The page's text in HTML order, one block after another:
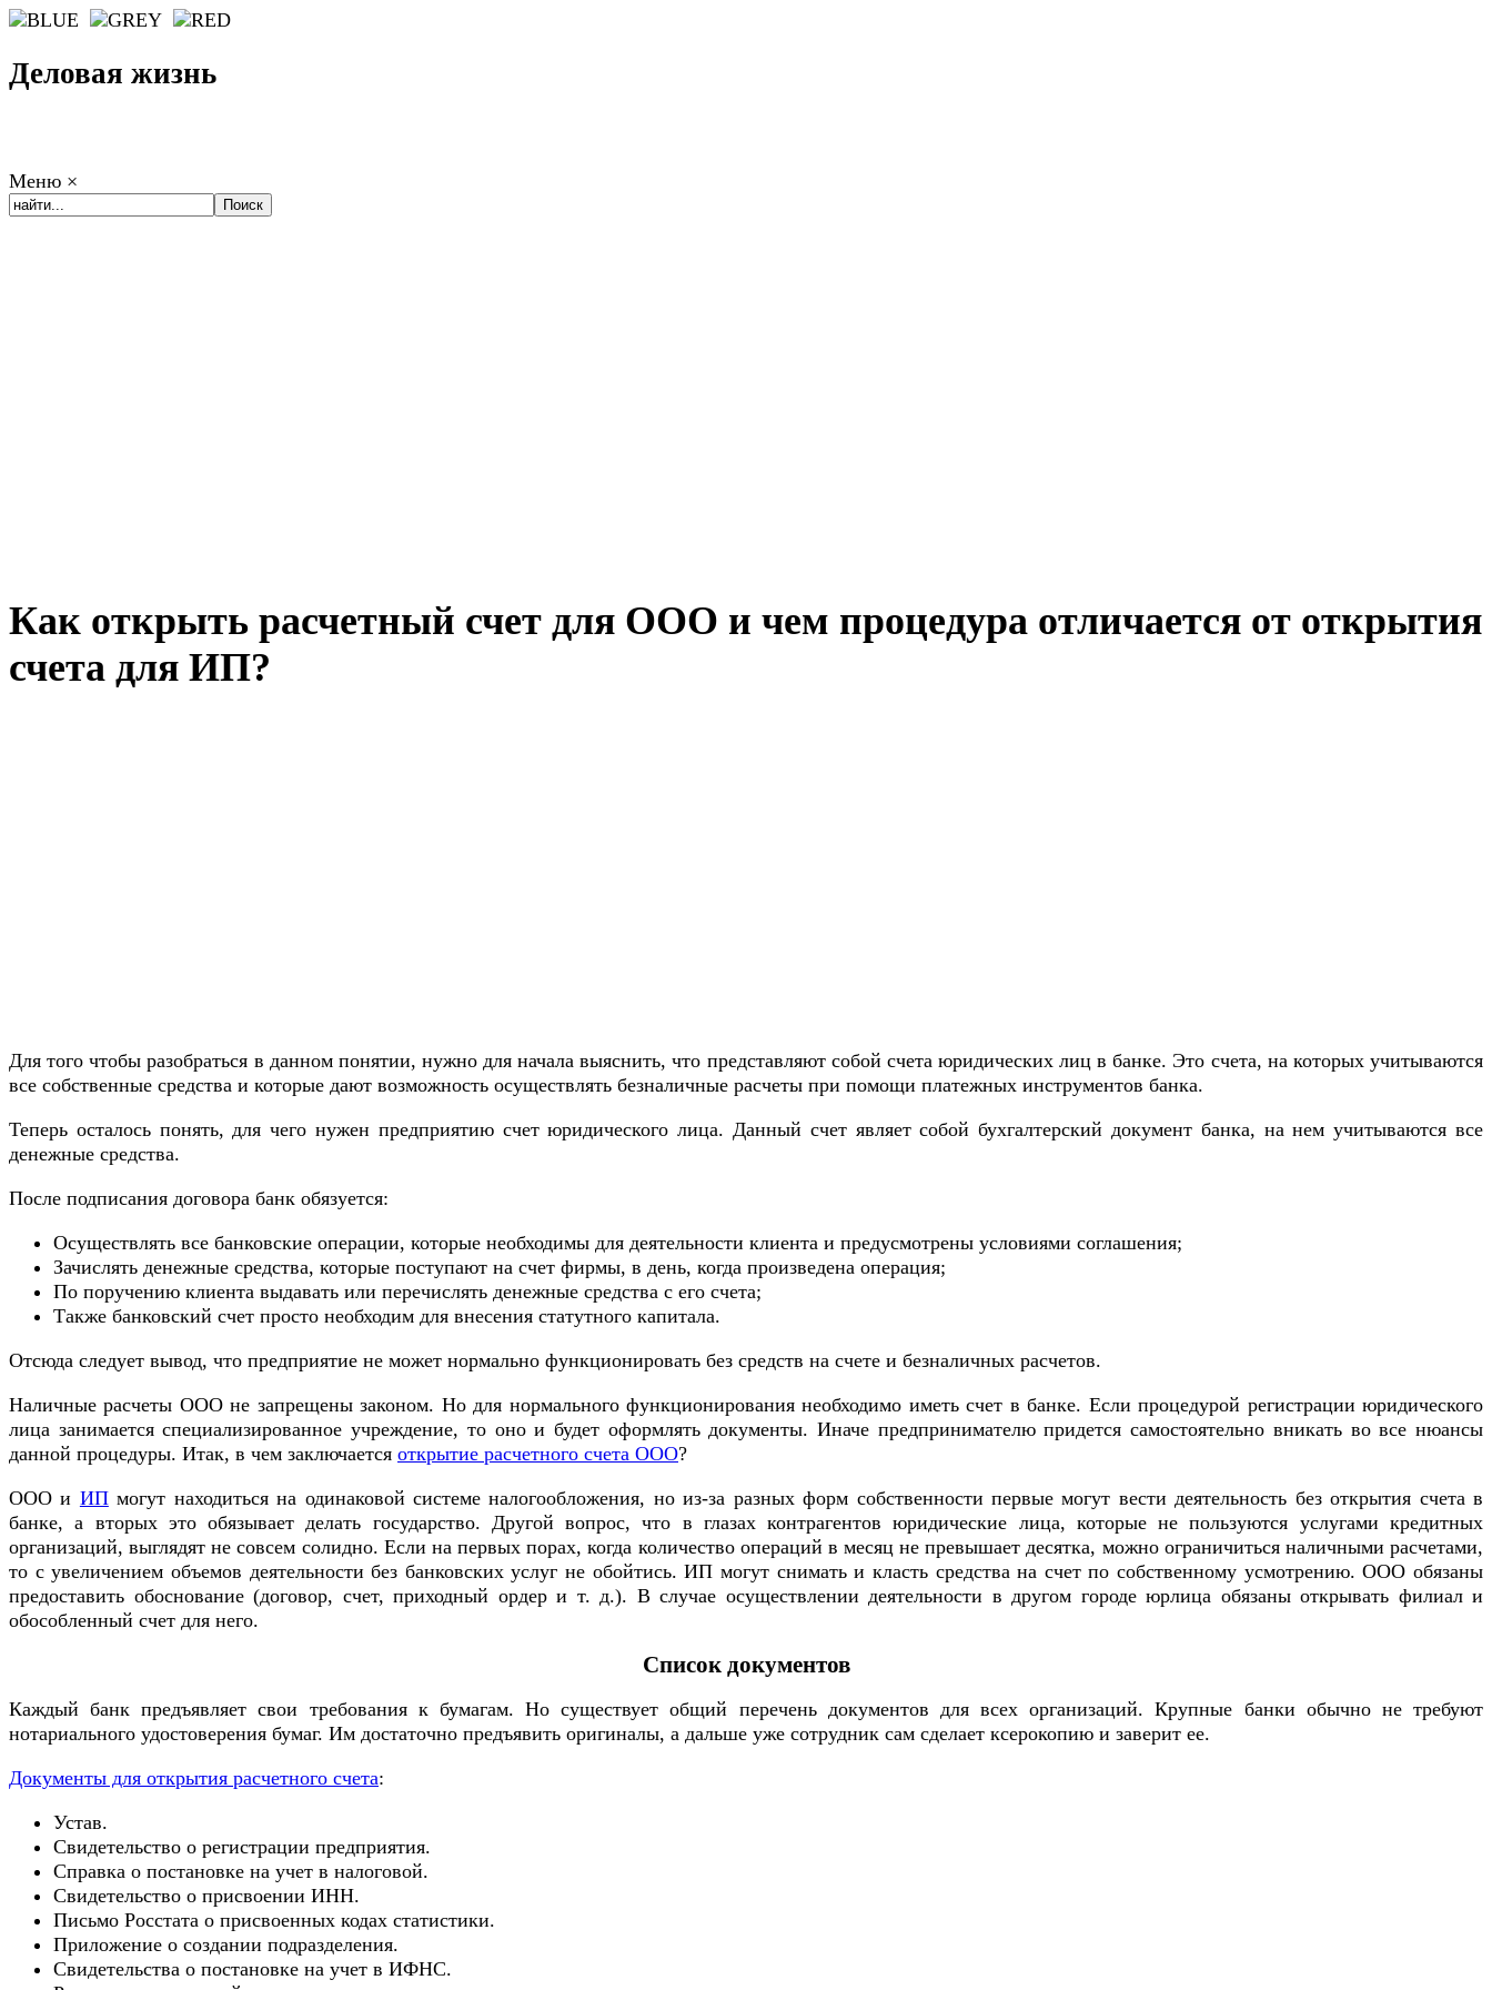
Деловая жизнь
Меню ×
Как открыть расчетный счет для ООО и чем процедура отличается от открытия
счета для ИП?
Для того чтобы разобраться в данном понятии, нужно для начала выяснить, что представляют собой счета юридических лиц в банке. Это счета, на которых учитываются
все собственные средства и которые дают возможность осуществлять безналичные расчеты при помощи платежных инструментов банка.
Теперь осталось понять, для чего нужен предприятию счет юридического лица. Данный счет являет собой бухгалтерский документ банка, на нем учитываются все
денежные средства.
После подписания договора банк обязуется:
Осуществлять все банковские операции, которые необходимы для деятельности клиента и предусмотрены условиями соглашения;
Зачислять денежные средства, которые поступают на счет фирмы, в день, когда произведена операция;
По поручению клиента выдавать или перечислять денежные средства с его счета;
Также банковский счет просто необходим для внесения статутного капитала.
Отсюда следует вывод, что предприятие не может нормально функционировать без средств на счете и безналичных расчетов.
Наличные расчеты ООО не запрещены законом. Но для нормального функционирования необходимо иметь счет в банке. Если процедурой регистрации юридического
лица занимается специализированное учреждение, то оно и будет оформлять документы. Иначе предпринимателю придется самостоятельно вникать во все нюансы
данной процедуры. Итак, в чем заключается открытие расчетного счета ООО?
ООО и ИПмогут находиться на одинаковой системе налогообложения, но из-за разных форм собственности первые могут вести деятельность без открытия счета в
банке, а вторых это обязывает делать государство. Другой вопрос, что в глазах контрагентов юридические лица, которые не пользуются услугами кредитных
организаций, выглядят не совсем солидно. Если на первых порах, когда количество операций в месяц не превышает десятка, можно ограничиться наличными расчетами,
то с увеличением объемов деятельности без банковских услуг не обойтись. ИП могут снимать и класть средства на счет по собственному усмотрению. ООО обязаны
предоставить обоснование (договор, счет, приходный ордер и т. д.). В случае осуществлении деятельности в другом городе юрлица обязаны открывать филиал и
обособленный счет для него.
Список документов
Каждый банк предъявляет свои требования к бумагам. Но существует общий перечень документов для всех организаций. Крупные банки обычно не требуют
нотариального удостоверения бумаг. Им достаточно предъявить оригиналы, а дальше уже сотрудник сам сделает ксерокопию и заверит ее.
Документы для открытия расчетного счета:
Устав.
Свидетельство о регистрации предприятия.
Справка о постановке на учет в налоговой.
Свидетельство о присвоении ИНН.
Письмо Росстата о присвоенных кодах статистики.
Приложение о создании подразделения.
Свидетельства о постановке на учет в ИФНС.